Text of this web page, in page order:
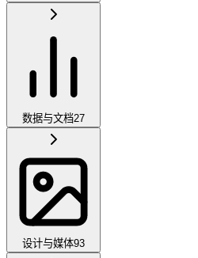
数据与文档27
设计与媒体93